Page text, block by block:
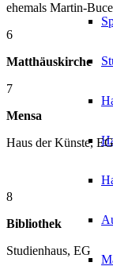
ehemals Martin-
6
Matthäuskirche
7
Mensa
Haus der Künste, EG
8
Bibliothek
Studienhaus, EG